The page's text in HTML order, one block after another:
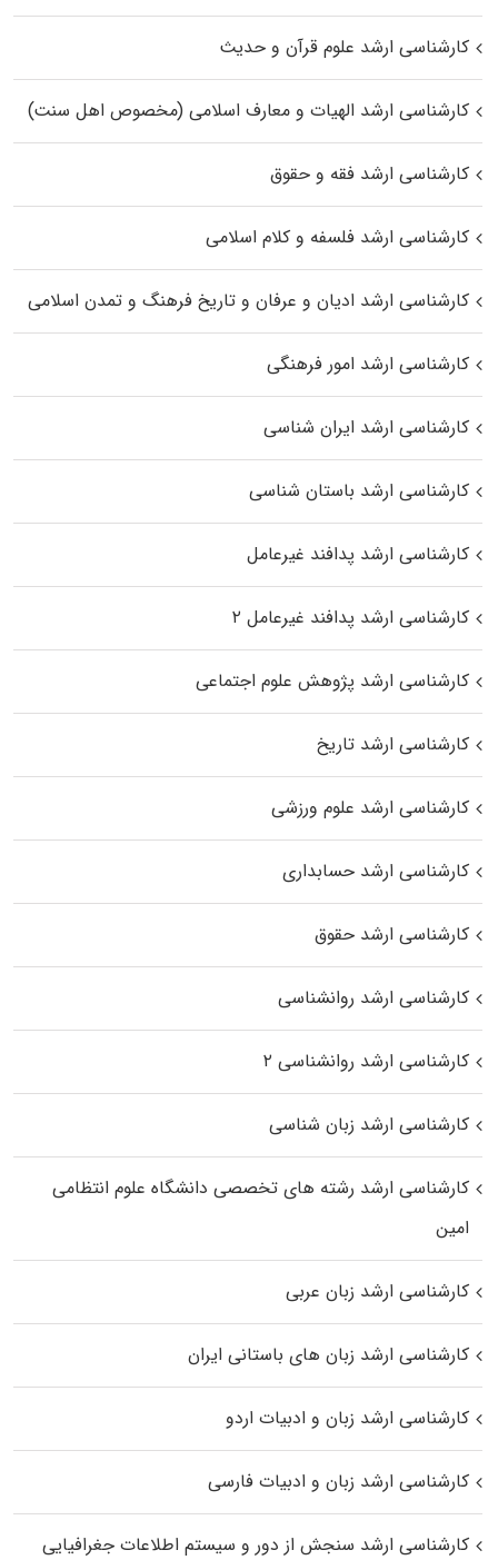
کارشناسی ارشد علوم قرآن و حدیث
کارشناسی ارشد الهیات و معارف اسلامی (مخصوص اهل سنت)
کارشناسی ارشد فقه و حقوق
کارشناسی ارشد فلسفه و کلام اسلامی
کارشناسی ارشد ادیان و عرفان و تاریخ فرهنگ و تمدن اسلامی
کارشناسی ارشد امور فرهنگی
کارشناسی ارشد ایران شناسی
کارشناسی ارشد باستان شناسی
کارشناسی ارشد پدافند غیرعامل
کارشناسی ارشد پدافند غیرعامل ۲
کارشناسی ارشد پژوهش علوم اجتماعی
کارشناسی ارشد تاریخ
کارشناسی ارشد علوم ورزشی
کارشناسی ارشد حسابداری
کارشناسی ارشد حقوق
کارشناسی ارشد روانشناسی
کارشناسی ارشد روانشناسی ۲
کارشناسی ارشد زبان شناسی
کارشناسی ارشد رﺷﺘﻪ ﻫﺎی تخصصی داﻧﺸﮕﺎه ﻋﻠﻮم انتظامی
اﻣﻴﻦ
کارشناسی ارشد زبان عربی
کارشناسی ارشد زبان‌ های باستانی ایران
کارشناسی ارشد زبان و ادبیات اردو
کارشناسی ارشد زبان و ادبیات فارسی
کارشناسی ارشد سنجش از دور و سیستم اطلاعات جغرافیایی